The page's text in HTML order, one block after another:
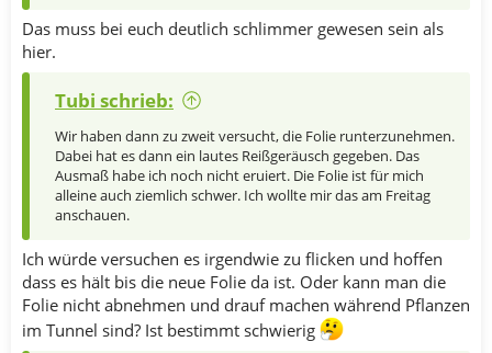
Das muss bei euch deutlich schlimmer gewesen sein als
hier.
Tubi schrieb:
Wir haben dann zu zweit versucht, die Folie runterzunehmen.
Dabei hat es dann ein lautes Reißgeräusch gegeben. Das
Ausmaß habe ich noch nicht eruiert. Die Folie ist für mich
alleine auch ziemlich schwer. Ich wollte mir das am Freitag
anschauen.
Ich würde versuchen es irgendwie zu flicken und hoffen
dass es hält bis die neue Folie da ist. Oder kann man die
Folie nicht abnehmen und drauf machen während Pflanzen
im Tunnel sind? Ist bestimmt schwierig